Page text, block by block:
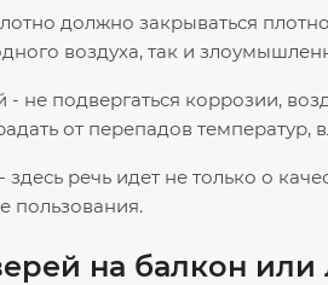
должно закрываться
воздуха, так и
не подвергаться коррозии,
от перепадов температур,
речь идет не только о
пользования.
на балкон